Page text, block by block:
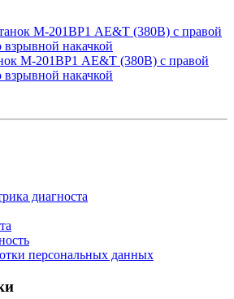
M-201ВР1 AE&T (380В) с правой
взрывной накачкой
диагноста
персональных данных